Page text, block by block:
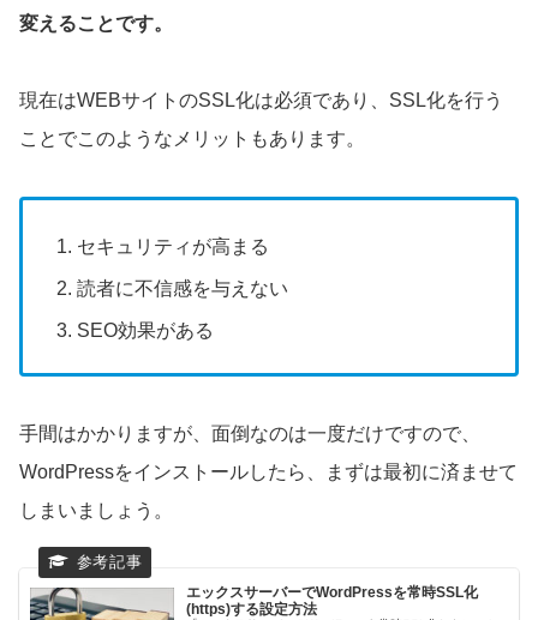
変えることです。
現在はWEBサイトのSSL化は必須であり、SSL化を行う
ことでこのようなメリットもあります。
セキュリティが高まる
読者に不信感を与えない
SEO効果がある
手間はかかりますが、面倒なのは一度だけですので、
WordPressをインストールしたら、まずは最初に済ませて
しまいましょう。
エックスサーバーでWordPressを常時SSL化
(https)する設定方法